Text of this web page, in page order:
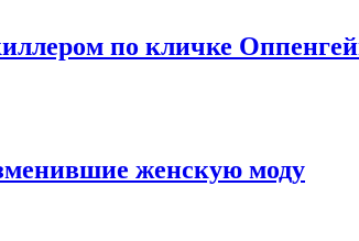
по кличке
женскую моду